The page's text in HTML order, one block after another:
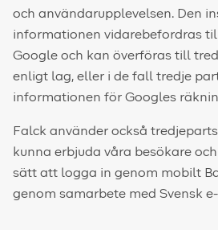
och användarupplevelsen. Den
informationen vidarebefordras
Google och kan överföras till
enligt lag, eller i de fall tredje
informationen för Googles
Falck använder också
kunna erbjuda våra besökare
sätt att logga in genom mobilt
genom samarbete med Svensk